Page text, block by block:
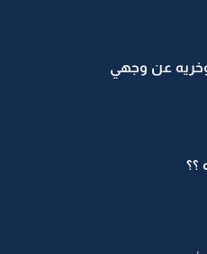
عن وجهي
؟؟